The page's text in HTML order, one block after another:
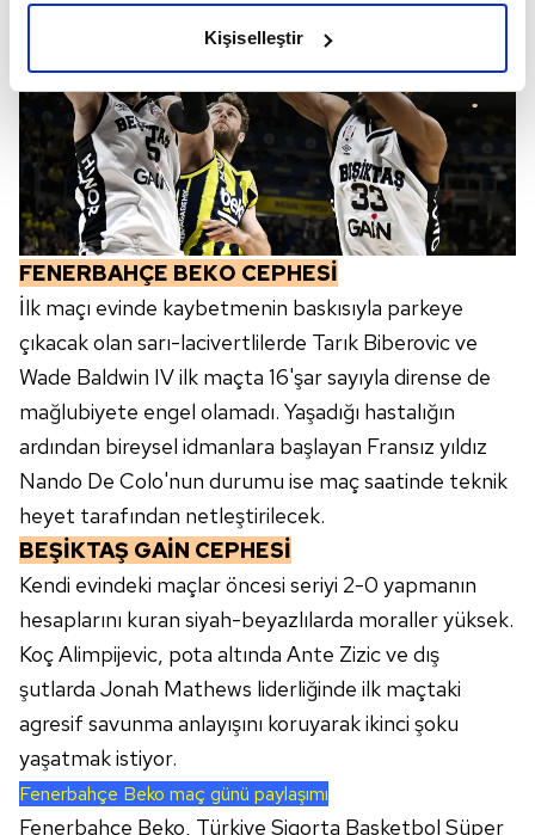
elimizden gelen çabayı gösterdiğimizi ve bu noktada,
kalemimiz olduğunu sizlere hatırlatmak isteriz.
Her halükârda, kullanıcılar, bu çerezlere izin vermedikleri
takdirde, kullanıcılara hedefli reklamlar
gösterilmeyecektir."
Sizlere daha iyi bir hizmet sunabilmek için İnternet
Sitemizde kendimize ve üçüncü kişilere ait çerezler
kullanılmaktadır. Bu çerezler vasıtasıyla çeşitli kişisel
verileriniz işlenmekte olup gerekli olan çerezler bilgi
toplumu hizmetlerinin sunulması amacıyla
kullanılmaktadır. Diğer çerezler, sitemizin daha işlevsel
kılınması ve kişiselleştirilmesi ve sizlere yönelik
reklam/pazarlama faaliyetlerinin yapılması, amaçlarıyla
sınırlı olarak açık rızanız dahilinde kullanılacaktır.
Çerezlere ilişkin tercihlerinizi aşağıda yer alan panel
vasıtasıyla belirleyebilirsiniz. Çerezlere ilişkin detaylı bilgi
için Ayarlar butonuna tıklayabilir,Çerez Bilgilendirme
Metnimiziziyaret edebilirsiniz.
6698 sayılı Kişisel Verilerin Korunması Kanunu uyarınca
hazırlanmış Aydınlatma Metnimizi okumak ve sitemizde
ilgili mevzuata uygun olarak kullanılan çerezlerle ilgili bilgi
almak için lütfentıklayınız.
Kişiselleştir
FENERBAHÇE BEKO CEPHESİ
İlk maçı evinde kaybetmenin baskısıyla parkeye
çıkacak olan sarı-lacivertlilerde Tarık Biberovic ve
Wade Baldwin IV ilk maçta 16'şar sayıyla dirense de
mağlubiyete engel olamadı. Yaşadığı hastalığın
ardından bireysel idmanlara başlayan Fransız yıldız
Nando De Colo'nun durumu ise maç saatinde teknik
heyet tarafından netleştirilecek.
BEŞİKTAŞ GAİN CEPHESİ
Kendi evindeki maçlar öncesi seriyi 2-0 yapmanın
hesaplarını kuran siyah-beyazlılarda moraller yüksek.
Koç Alimpijevic, pota altında Ante Zizic ve dış
şutlarda Jonah Mathews liderliğinde ilk maçtaki
agresif savunma anlayışını koruyarak ikinci şoku
yaşatmak istiyor.
Fenerbahçe Beko maç günü paylaşımı
Fenerbahçe Beko, Türkiye Sigorta Basketbol Süper